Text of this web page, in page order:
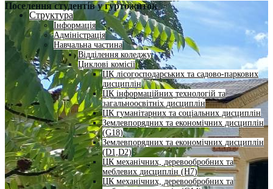
Структура
Інформація
Адміністрація
Навчальна частина
Відділення коледжу
Циклові комісії
ЦК лісогосподарських та садово-паркових
дисциплін
ЦК інформаційних технологій та
загальноосвітніх дисциплін
ЦК гуманітарних та соціальних дисциплін
Землевпорядних та економічних дисциплін
(G18)
Землевпорядних та економічних дисциплін
(D1,D2)
ЦК механічних, деревообробних та
меблевих дисциплін (H7)
ЦК механічних, деревообробних та
Поселення студентів у гуртожиток